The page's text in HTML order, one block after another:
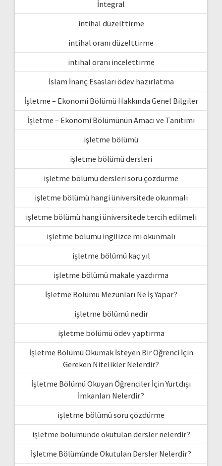
İntegral
intihal düzelttirme
intihal oranı düzelttirme
intihal oranı incelettirme
İslam İnanç Esasları ödev hazırlatma
İşletme – Ekonomi Bölümü Hakkında Genel Bilgiler
İşletme – Ekonomi Bölümünün Amacı ve Tanıtımı
işletme bölümü
işletme bölümü dersleri
işletme bölümü dersleri soru çözdürme
işletme bölümü hangi üniversitede okunmalı
işletme bölümü hangi üniversitede tercih edilmeli
işletme bölümü ingilizce mi okunmalı
işletme bölümü kaç yıl
işletme bölümü makale yazdırma
İşletme Bölümü Mezunları Ne İş Yapar?
işletme bölümü nedir
işletme bölümü ödev yaptırma
İşletme Bölümü Okumak İsteyen Bir Öğrenci İçin
Gereken Nitelikler Nelerdir?
İşletme Bölümü Okuyan Öğrenciler İçin Yurtdışı
İmkanları Nelerdir?
işletme bölümü soru çözdürme
işletme bölümünde okutulan dersler nelerdir?
İşletme Bölümünde Okutulan Dersler Nelerdir?